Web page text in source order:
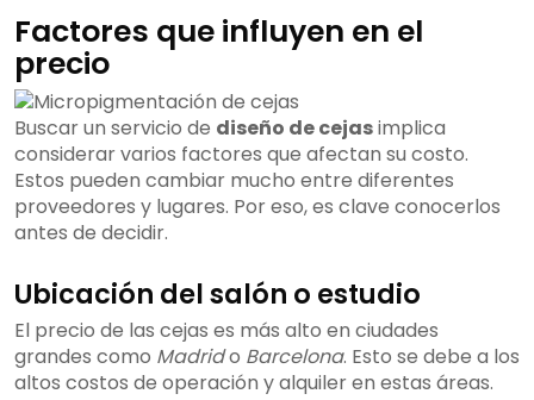
Factores que influyen en el
precio
Buscar un servicio de diseño de cejasimplica
considerar varios factores que afectan su costo.
Estos pueden cambiar mucho entre diferentes
proveedores y lugares. Por eso, es clave conocerlos
antes de decidir.
Ubicación del salón o estudio
El precio de las cejas es más alto en ciudades
grandes como Madrido Barcelona. Esto se debe a los
altos costos de operación y alquiler en estas áreas.